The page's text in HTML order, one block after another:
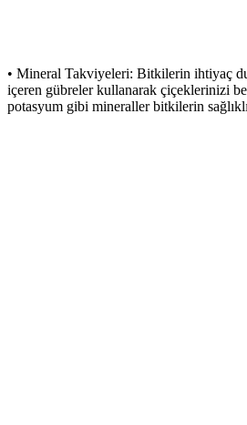
• Mineral Takviyeleri: Bitkilerin ihtiyaç
içeren gübreler kullanarak çiçeklerinizi
potasyum gibi mineraller bitkilerin